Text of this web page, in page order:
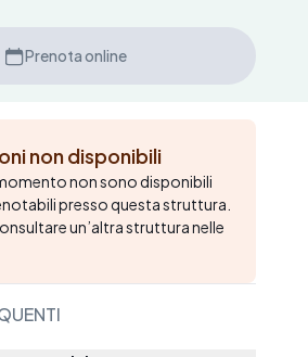
Prenota online
non disponibili
non sono disponibili
presso questa struttura.
un’altra struttura nelle